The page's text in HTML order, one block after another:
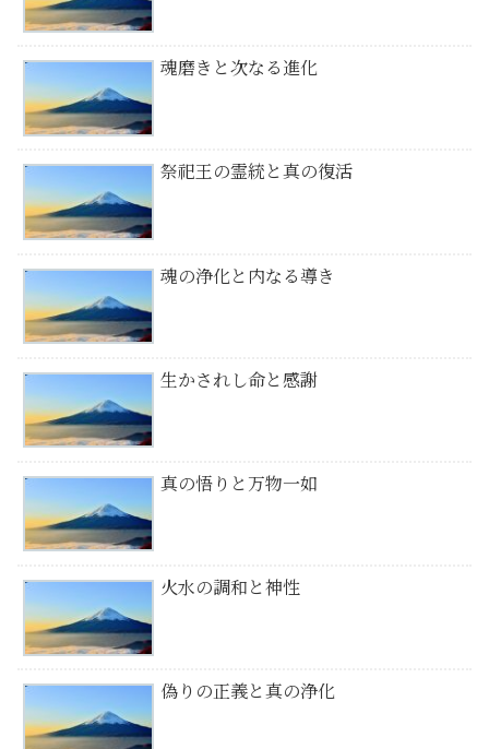
魂磨きと次なる進化
祭祀王の霊統と真の復活
魂の浄化と内なる導き
生かされし命と感謝
真の悟りと万物一如
火水の調和と神性
偽りの正義と真の浄化